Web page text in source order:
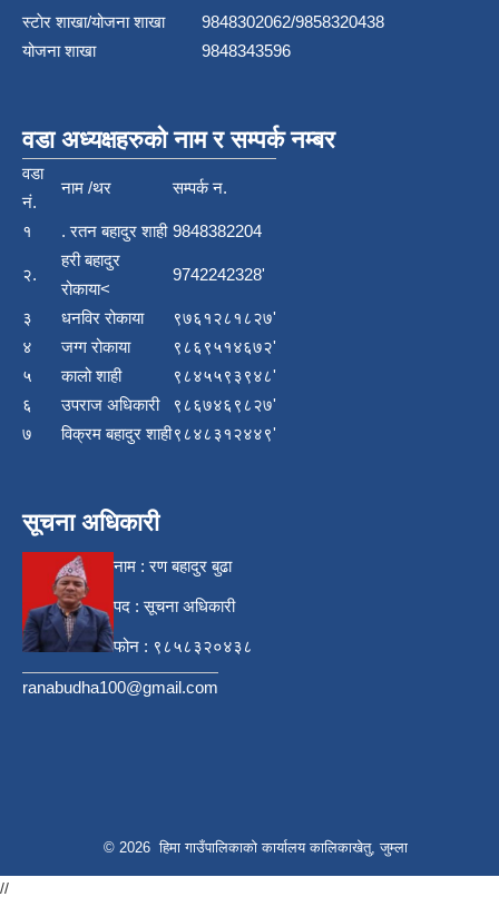
स्टाेर शाखा/योजना शाखा
9848302062/9858320438
योजना शाखा
9848343596
वडा अध्यक्षहरुको नाम र सम्पर्क नम्बर
वडा
नं.
नाम /थर सम्पर्क न.
१ . रतन बहादुर शाही 9848382204
२.
हरी बहादुर
रोकाया<
9742242328'
३ धनविर रोकाया
९७६१२८१८२७'
४
जग्ग रोकाया
९८६९५१४६७२'
५
कालो शाही
९८४५५९३९४८'
६
उपराज अधिकारी
९८६७४६९८२७'
७
विक्रम बहादुर शाही९८४८३१२४४९'
सूचना अधिकारी
नाम : रण बहादुर बुढा
पद : सूचना अधिकारी
फोन : ९८५८३२०४३८
ranabudha100@gmail.com
© 2026 हिमा गाउँपालिकाकाे कार्यालय कालिकाखेतु, जुम्ला
//